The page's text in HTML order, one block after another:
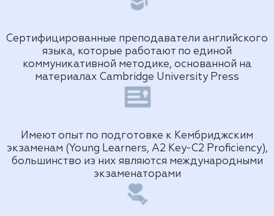
Сертифицированные преподаватели английского
языка, которые работают по единой
коммуникативной методике, основанной на
материалах Cambridge University Press
Имеют опыт по подготовке к Кембриджским
экзаменам (Young Learners, A2 Key-C2 Proficiency),
большинство из них являются международными
экзаменаторами